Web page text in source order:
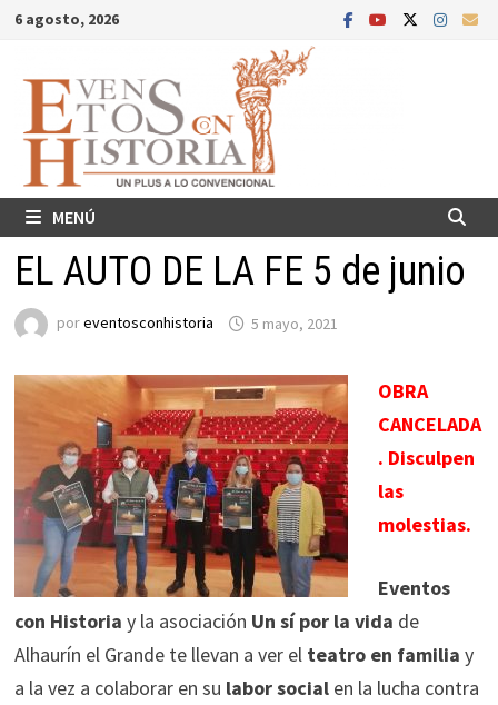
Saltar
contenido
6 agosto, 2026
MENÚ
EL AUTO DE LA FE 5 de junio
poreventosconhistoria 5 mayo, 2021
OBRA
CANCELADA
. Disculpen
las
molestias.
Eventos
con Historia y la asociación Un sí por la vida de
Alhaurín el Grande te llevan a ver elteatro en familia y
a la vez a colaborar en su labor socialen la lucha contra